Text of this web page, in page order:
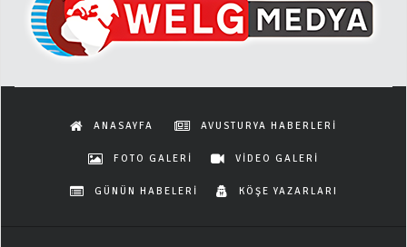
ANASAYFA AVUSTURYA HABERLERİ
FOTO GALERİ VİDEO GALERİ
GÜNÜN HABELERİ KÖŞE YAZARLARI